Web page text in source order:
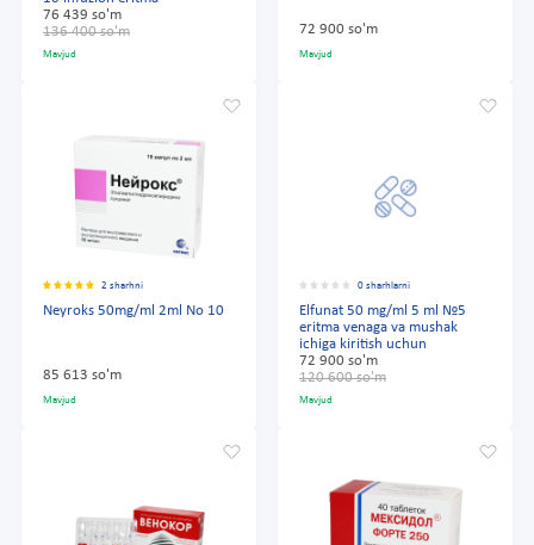
76 439 so'm
136 400 so'm
Mavjud
72 900 so'm
Mavjud
2 sharhni
Neyroks 50mg/ml 2ml No 10
85 613 so'm
Mavjud
0 sharhlarni
Elfunat 50 mg/ml 5 ml №5
eritma venaga va mushak
ichiga kiritish uchun
72 900 so'm
120 600 so'm
Mavjud